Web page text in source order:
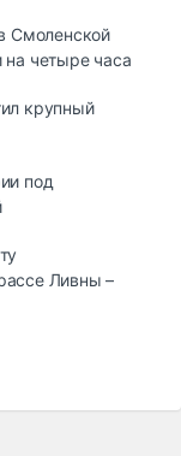
Смоленской
на четыре часа
крупный
под
Ливны –